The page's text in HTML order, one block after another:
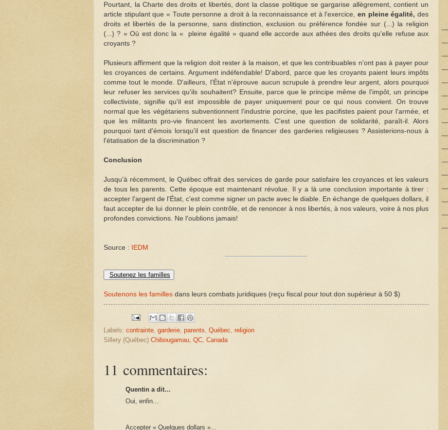
Pourtant, la Charte des droits et libertés, dont la classe politique se gargarise allègrement, contient un
article stipulant que « Toute personne a droit à la reconnaissance et à l'exercice,en pleine égalité, des
droits et libertés de la personne, sans distinction, exclusion ou préférence fondée sur (...) la religion
(...) ? » Où est donc la « pleine égalité » quand elle accorde aux athées des droits qu'elle refuse aux
croyants ?
Plusieurs affirment que la religion doit rester à la maison, et que les contribuables n'ont pas à payer pour
les croyances de certains. Argument indéfendable! D'abord, parce que les croyants paient leurs impôts
comme tout le monde. D'ailleurs, l'État n'éprouve aucun scrupule à prendre leur argent, alors pourquoi
leur refuser les services qu'ils souhaitent? Ensuite, parce que le principe même de l'impôt, un principe
collectiviste, signifie qu'il est impossible de payer uniquement pour ce qui nous convient. On trouve
normal que les végétariens subventionnent l'industrie porcine, que les pacifistes paient pour l'armée, et
que les militants pro-vie financent les avortements. C'est une question de solidarité, paraît-il. Alors
pourquoi tant d'émois lorsqu'il est question de financer des garderies religieuses ? Assisterions-nous à
l'étatisation de la discrimination ?
Conclusion
Jusqu'à récemment, le Québec offrait des services de garde pour satisfaire les croyances et les valeurs
de tous les parents. Cette époque est maintenant révolue. Il y a là une conclusion importante à tirer :
accepter l'argent de l'État, c'est comme signer un pacte avec le diable. En échange de quelques dollars, il
faut accepter de lui donner le plein contrôle, et de renoncer à nos libertés, à nos valeurs, voire à nos plus
profondes convictions. Ne l'oublions jamais!
Source : IEDM
Soutenez les familles
Soutenons les familles dans leurs combats juridiques (reçu fiscal pour tout don supérieur à 50 $)
Labels: contrainte garderie parents Québec religion
Sillery (Québec) Chibougamau, QC, Canada
11 commentaires:
Quentin a dit…
Oui, enfin...
Accepter « Quelques dollars »...